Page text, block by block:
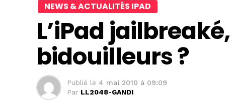
NEWS & ACTUALITÉS IPAD
L’iPad
bidouilleurs ?
Publié le 4 mai 2010 à 09:09
Par LL2048-GANDI